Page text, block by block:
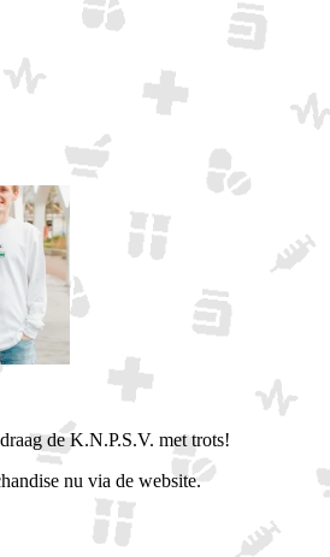
de K.N.P.S.V. met trots!
nu via de website.